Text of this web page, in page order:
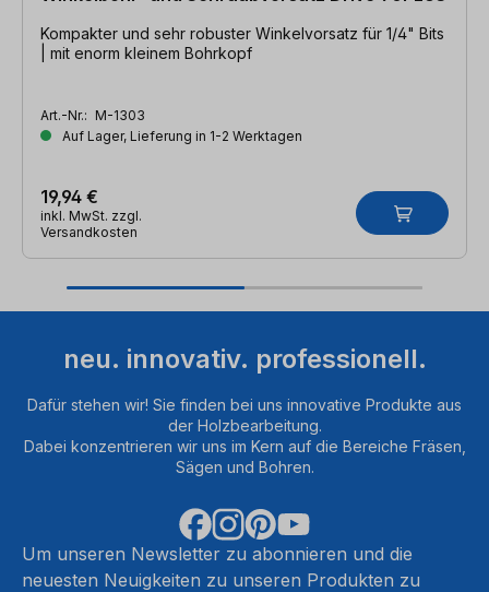
Kompakter und sehr robuster Winkelvorsatz für 1/4" Bits
| mit enorm kleinem Bohrkopf
Art.-Nr.: M-1303
Auf Lager, Lieferung in 1-2 Werktagen
19,94 €
inkl. MwSt. zzgl.
Versandkosten
neu. innovativ. professionell.
Dafür stehen wir! Sie finden bei uns innovative Produkte aus
der Holzbearbeitung.
Dabei konzentrieren wir uns im Kern auf die Bereiche Fräsen,
Sägen und Bohren.
Um unseren Newsletter zu abonnieren und die
neuesten Neuigkeiten zu unseren Produkten zu